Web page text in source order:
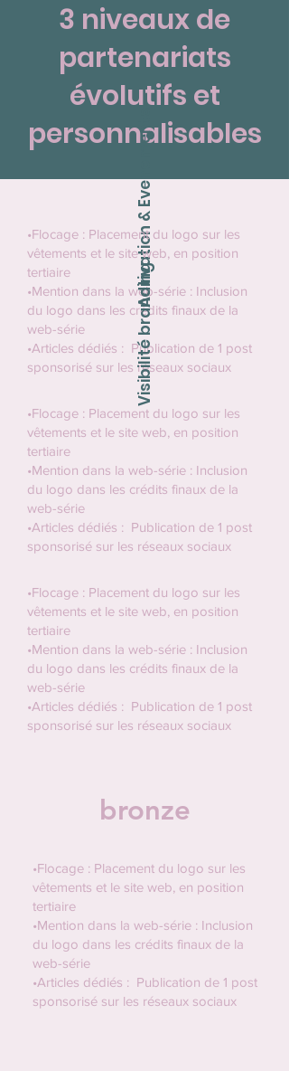
3 niveaux de
partenariats
évolutifs et
personnalisables
Activation & Evenements
•Flocage : Placement du logo sur les
vêtements et le site web, en position
tertiaire
•Mention dans la web-série : Inclusion
du logo dans les crédits finaux de la
web-série
•Articles dédiés : Publication de 1 post
sponsorisé sur les réseaux sociaux
•Flocage : Placement du logo sur les
vêtements et le site web, en position
tertiaire
•Mention dans la web-série : Inclusion
du logo dans les crédits finaux de la
web-série
•Articles dédiés : Publication de 1 post
sponsorisé sur les réseaux sociaux
•Flocage : Placement du logo sur les
vêtements et le site web, en position
tertiaire
•Mention dans la web-série : Inclusion
du logo dans les crédits finaux de la
web-série
•Articles dédiés : Publication de 1 post
sponsorisé sur les réseaux sociaux
Visibilité branding
bronze
•Flocage : Placement du logo sur les
vêtements et le site web, en position
tertiaire
•Mention dans la web-série : Inclusion
du logo dans les crédits finaux de la
web-série
•Articles dédiés : Publication de 1 post
sponsorisé sur les réseaux sociaux